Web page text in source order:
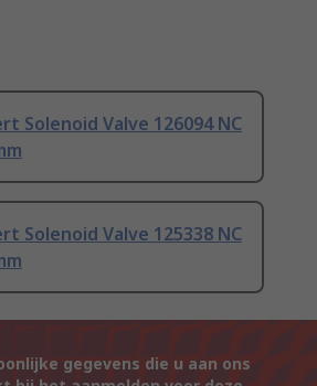
Solenoid Valve 126094 NC
Solenoid Valve 125338 NC
gegevens die u aan ons